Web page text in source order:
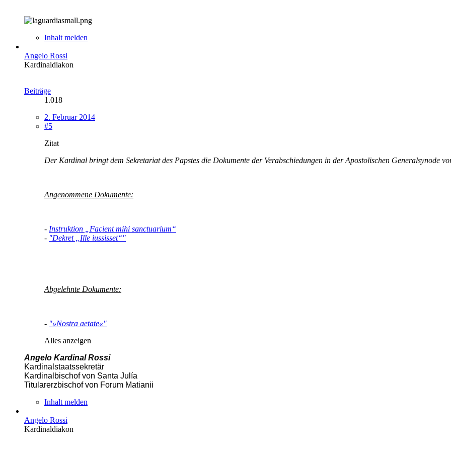
Inhalt melden
Angelo Rossi
Kardinaldiakon
Beiträge
1.018
2. Februar 2014
#5
Zitat
Der Kardinal bringt dem Sekretariat des Papstes die Dokumente der Verabschiedungen in der Apostolischen Generalsynode
Angenommene Dokumente:
- Instruktion „Facient mihi sanctuarium“
- "Dekret „Ille iussisset“"
Abgelehnte Dokumente:
- "»Nostra aetate«"
Alles anzeigen
Angelo Kardinal Rossi
Kardinalstaatssekretär
Kardinalbischof von Santa Julía
Titularerzbischof von Forum Matianii
Inhalt melden
Angelo Rossi
Kardinaldiakon